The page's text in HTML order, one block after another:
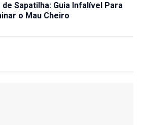
Sapatilha: Guia Infalível Para
o Mau Cheiro